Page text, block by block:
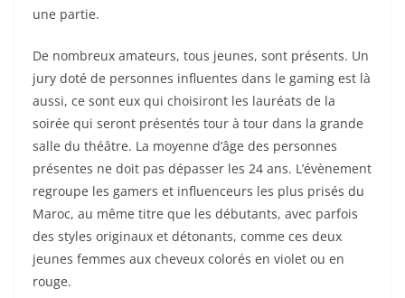
une partie.
De nombreux amateurs, tous jeunes, sont présents. Un
jury doté de personnes influentes dans le gaming est là
aussi, ce sont eux qui choisiront les lauréats de la
soirée qui seront présentés tour à tour dans la grande
salle du théâtre. La moyenne d’âge des personnes
présentes ne doit pas dépasser les 24 ans. L’évènement
regroupe les gamers et influenceurs les plus prisés du
Maroc, au même titre que les débutants, avec parfois
des styles originaux et détonants, comme ces deux
jeunes femmes aux cheveux colorés en violet ou en
rouge.